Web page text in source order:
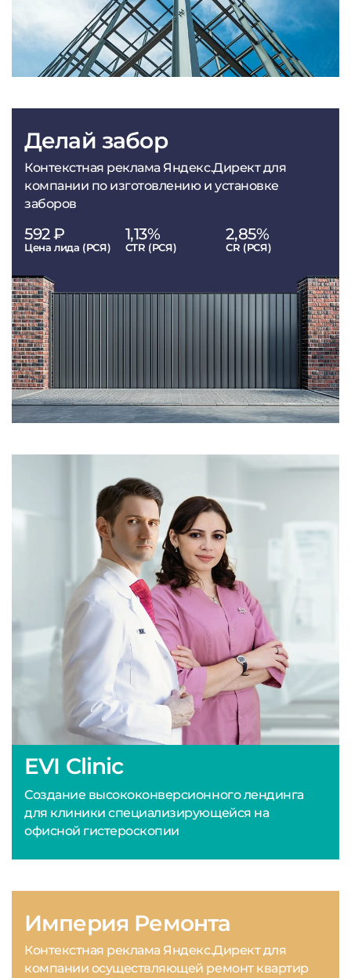
EVI Clinic
Создание высококонверсионного лендинга
для клиники специализирующейся на
офисной гистероскопии
Делай забор
Контекстная реклама Яндекс.Директ для
компании по изготовлению и установке
заборов
592 ₽
Цена лида (РСЯ)
1,13%
CTR (РСЯ)
2,85%
CR (РСЯ)
Империя Ремонта
Контекстная реклама Яндекс.Директ для
компании осуществляющей ремонт квартир